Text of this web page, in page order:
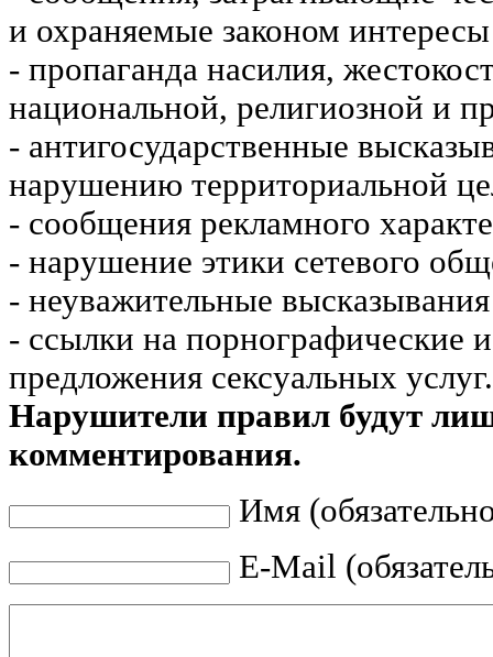
и охраняемые законом
- пропаганда насилия,
национальной, религиозной и
- антигосударственные
нарушению территориальной
- сообщения рекламного
- нарушение этики сетевого
- неуважительные
- ссылки на порнографические
предложения сексуальных услуг.
Нарушители правил будут
комментирования.
Имя
E-Mail